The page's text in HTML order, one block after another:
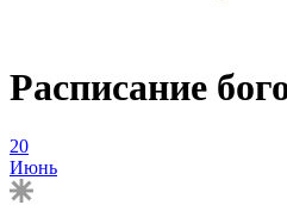
Расписание
20
Июнь